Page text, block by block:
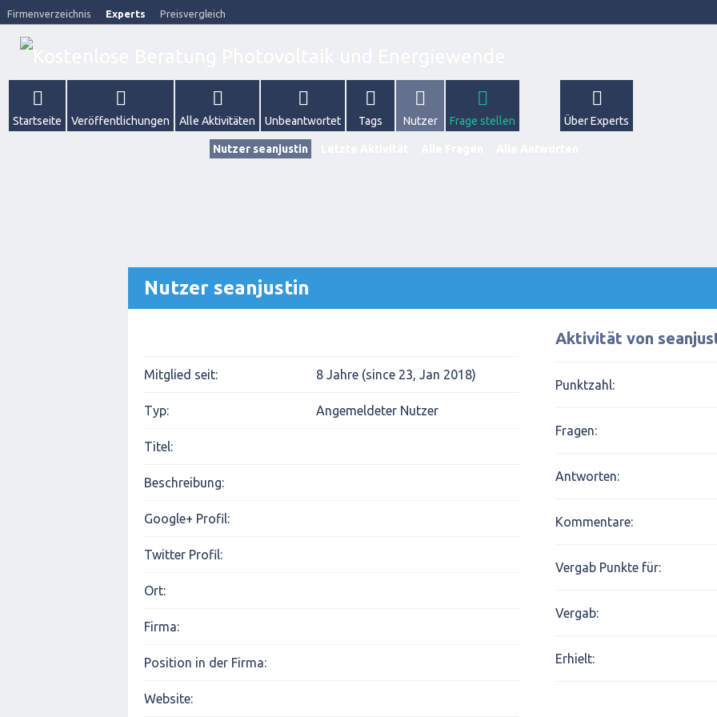
Firmenverzeichnis Experts Preisvergleich
Startseite Veröffentlichungen Alle Aktivitäten Unbeantwortet Tags Nutzer Frage stellen Über Experts
Nutzer seanjustin
Nutzer seanjustin
Mitglied seit: 8 Jahre (since 23, Jan 2018)
Typ: Angemeldeter Nutzer
Titel:
Beschreibung:
Google+ Profil:
Twitter Profil:
Ort:
Firma:
Position in der Firma:
Website:
Aktivität von
Punktzahl:
Fragen:
Antworten:
Kommentare:
Vergab Punkte für:
Vergab:
Erhielt: